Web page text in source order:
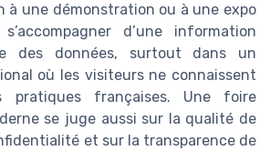
à une démonstration ou à une expo
d’une information
des données, surtout dans un
où les visiteurs ne connaissent
pratiques françaises. Une foire
se juge aussi sur la qualité de
et sur la transparence de